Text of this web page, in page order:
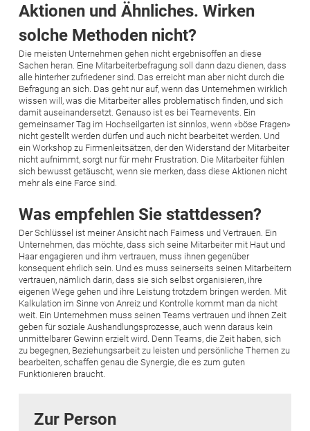
Aktionen und Ähnliches. Wirken
solche Methoden nicht?
Die meisten Unternehmen gehen nicht ergebnisoffen an diese
Sachen heran. Eine Mitarbeiterbefragung soll dann dazu dienen, dass
alle hinterher zufriedener sind. Das erreicht man aber nicht durch die
Befragung an sich. Das geht nur auf, wenn das Unternehmen wirklich
wissen will, was die Mitarbeiter alles problematisch finden, und sich
damit auseinandersetzt. Genauso ist es bei Teamevents. Ein
gemeinsamer Tag im Hochseilgarten ist sinnlos, wenn «böse Fragen»
nicht gestellt werden dürfen und auch nicht bearbeitet werden. Und
ein Workshop zu Firmenleitsätzen, der den Widerstand der Mitarbeiter
nicht aufnimmt, sorgt nur für mehr Frustration. Die Mitarbeiter fühlen
sich bewusst getäuscht, wenn sie merken, dass diese Aktionen nicht
mehr als eine Farce sind.
Was empfehlen Sie stattdessen?
Der Schlüssel ist meiner Ansicht nach Fairness und Vertrauen. Ein
Unternehmen, das möchte, dass sich seine Mitarbeiter mit Haut und
Haar engagieren und ihm vertrauen, muss ihnen gegenüber
konsequent ehrlich sein. Und es muss seinerseits seinen Mitarbeitern
vertrauen, nämlich darin, dass sie sich selbst organisieren, ihre
eigenen Wege gehen und ihre Leistung trotzdem bringen werden. Mit
Kalkulation im Sinne von Anreiz und Kontrolle kommt man da nicht
weit. Ein Unternehmen muss seinen Teams vertrauen und ihnen Zeit
geben für soziale Aushandlungsprozesse, auch wenn daraus kein
unmittelbarer Gewinn erzielt wird. Denn Teams, die Zeit haben, sich
zu begegnen, Beziehungsarbeit zu leisten und persönliche Themen zu
bearbeiten, schaffen genau die Synergie, die es zum guten
Funktionieren braucht.
Zur Person